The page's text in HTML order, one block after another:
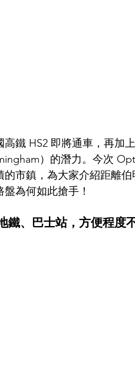
高鐵 HS2 即將通車，再加
）的潛力。今次
的市鎮，為大家介紹距離
盤為何如此搶手！
鐵、巴士站，方便程度